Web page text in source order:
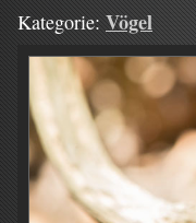
Kategorie: Vögel